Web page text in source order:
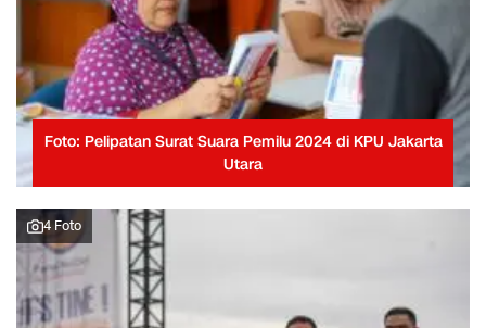
Foto: Pelipatan Surat Suara Pemilu 2024 di KPU Jakarta
Utara
4 Foto